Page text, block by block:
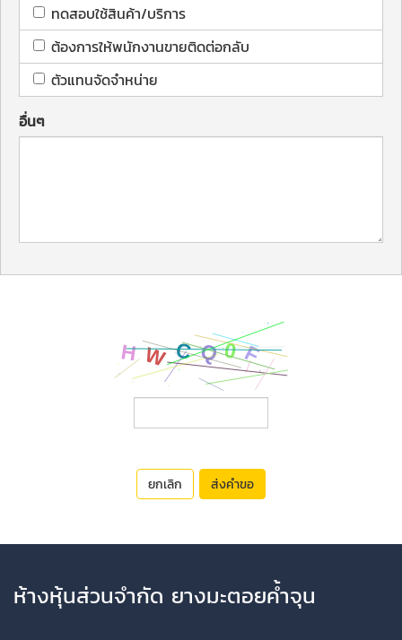
ทดสอบใช้สินค้า/บริการ
ต้องการให้พนักงานขายติดต่อกลับ
ตัวแทนจัดจำหน่าย
อื่นๆ
ยกเลิก ส่งคำขอ
ห้างหุ้นส่วนจำกัด ยางมะตอยค้ำจุน